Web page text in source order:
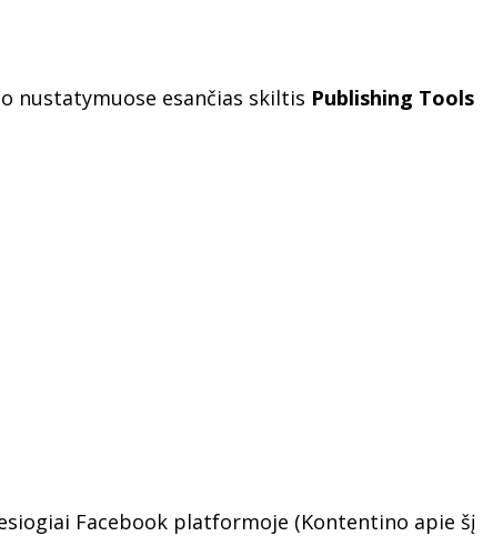
nustatymuose esančias skiltis Publishing Tools
Facebook platformoje (Kontentino apie šį